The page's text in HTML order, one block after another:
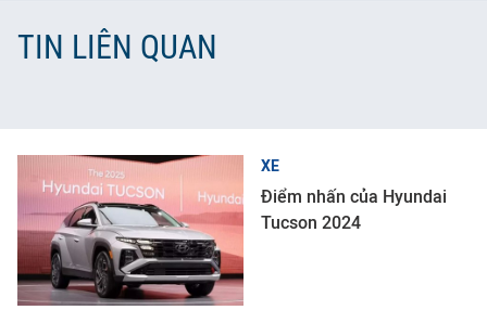
TIN LIÊN QUAN
XE
Điểm nhấn của Hyundai
Tucson 2024